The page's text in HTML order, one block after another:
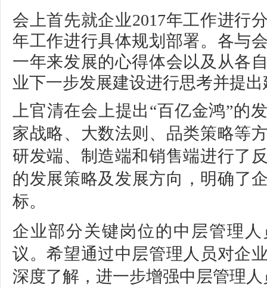
会上首先就企业2017年工作进行
年工作进行具体规划部署。 各与
一年来发展的心得体会以及从各
业下一步发展建设进行思考并提
上官清在会上提出“百亿金鸿”的
家战略、大数法则、品类策略等
研发端、制造端和销售端进行了
的发展策略及发展方向，明确了
标。
企业部分关键岗位的中层管理
议。希望通过中层管理人员对企
深度了解，进一步增强中层管理